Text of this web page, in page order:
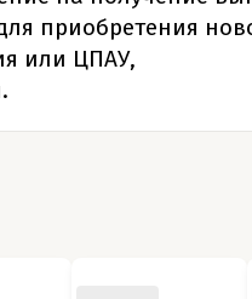
приобретения
или ЦПАУ,